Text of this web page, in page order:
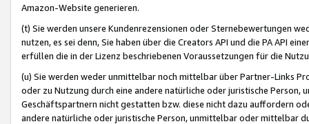
Amazon-Website generieren.
(t) Sie werden unsere Kundenrezensionen oder Sternebewertungen
nutzen, es sei denn, Sie haben über die Creators API und die PA API
erfüllen die in der Lizenz beschriebenen Voraussetzungen für die
(u) Sie werden weder unmittelbar noch mittelbar über Partner-Links
oder zu Nutzung durch eine andere natürliche oder juristische
Geschäftspartnern nicht gestatten bzw. diese nicht dazu auffordern
andere natürliche oder juristische Person, unmittelbar oder mittelbar